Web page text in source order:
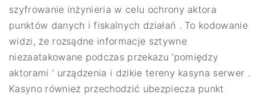
szyfrowanie inżynieria w celu ochrony aktora
punktów danych i fiskalnych działań . To kodowanie
widzi, że rozsądne informacje sztywne
niezaatakowane podczas przekazu ‘pomiędzy
aktorami ‘ urządzenia i dzikie tereny kasyna serwer .
Kasyno również przechodzić ubezpiecza punkt